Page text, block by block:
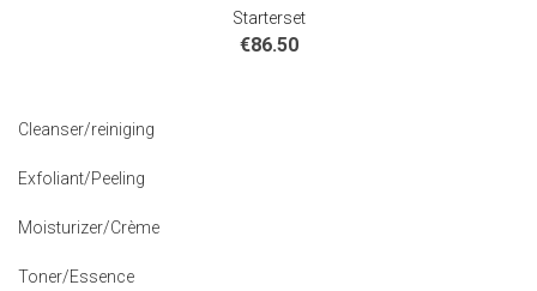
Starterset
€86.50
Cleanser/reiniging
Exfoliant/Peeling
Moisturizer/Crème
Toner/Essence